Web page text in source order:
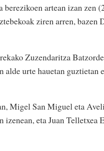
artean izan zen
ziren arren,
Zuzendaritza
urte hauetan guztietan
Migel San Miguel eta
eta Juan Telletxea